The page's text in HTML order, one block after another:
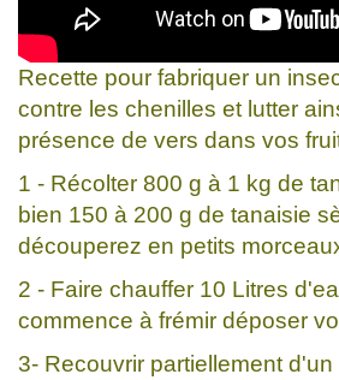
Recette pour fabriquer un
contre les chenilles et lutter
présence de vers dans vos
1 - Récolter 800 g à 1 kg de
bien 150 à 200 g de tanaisie
découperez en petits
2 - Faire chauffer 10 Litres
commence à frémir déposer
3- Recouvrir partiellement